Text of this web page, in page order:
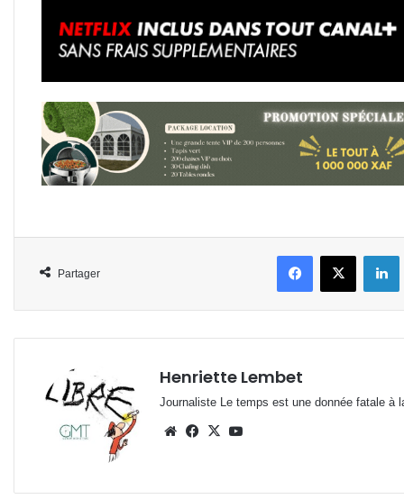
Partager
FacebookX
Henriette Lembet
Journaliste Le temps est une donnée fatale à
WebsiteFacebook
X